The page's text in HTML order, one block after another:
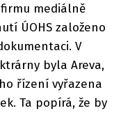
mediálně
ÚOHS založeno
V
byla Areva,
řízení vyřazena
Ta popírá, že by